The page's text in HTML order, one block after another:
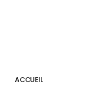
ACCUEIL